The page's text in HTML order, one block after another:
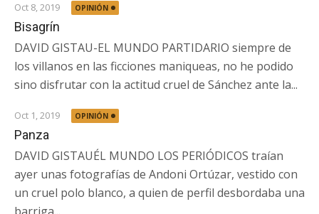
Oct 8, 2019 OPINIÓN
Bisagrín
DAVID GISTAU-EL MUNDO PARTIDARIO siempre de
los villanos en las ficciones maniqueas, no he podido
sino disfrutar con la actitud cruel de Sánchez ante la...
Oct 1, 2019 OPINIÓN
Panza
DAVID GISTAUÉL MUNDO LOS PERIÓDICOS traían
ayer unas fotografías de Andoni Ortúzar, vestido con
un cruel polo blanco, a quien de perfil desbordaba una